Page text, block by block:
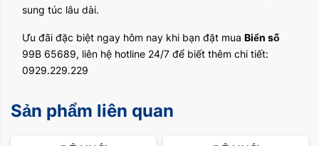
sung túc lâu dài.
Ưu đãi đặc biệt ngay hôm nay khi bạn đặt mua Biển số
99B 65689, liên hệ hotline 24/7 để biết thêm chi tiết:
0929.229.229
Sản phẩm liên quan